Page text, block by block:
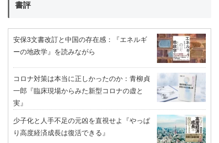
書評
安保3文書改訂と中国の存在感：『エネルギ
ーの地政学』を読みながら
コロナ対策は本当に正しかったのか：青柳貞
一郎『臨床現場からみた新型コロナの虚と
実』
少子化と人手不足の元凶を直視せよ『やっぱ
り高度経済成長は復活できる』